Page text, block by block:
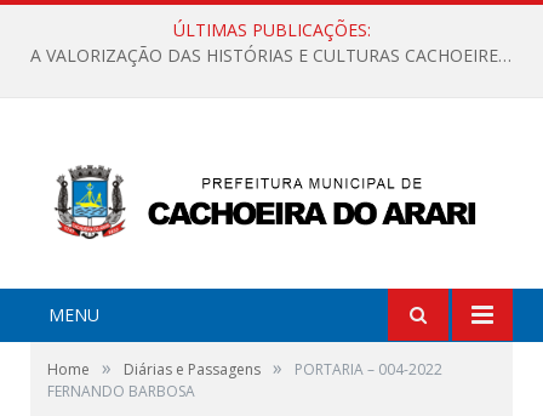
ÚLTIMAS PUBLICAÇÕES:
A VALORIZAÇÃO DAS HISTÓRIAS E CULTURAS CACHOEIRENSES
MENU
Home » Diárias e Passagens »
PORTARIA – 004-2022
FERNANDO BARBOSA